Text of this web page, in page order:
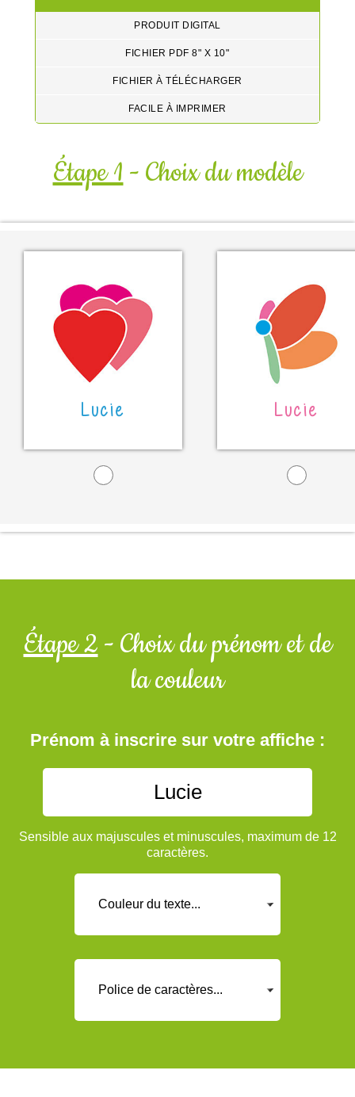
PRODUIT DIGITAL
FICHIER PDF 8" X 10"
FICHIER À TÉLÉCHARGER
FACILE À IMPRIMER
Étape 1- Choix du modèle
Lucie Lucie
Étape 2- Choix du prénom et de
la couleur
Prénom à inscrire sur votre affiche :
Sensible aux majuscules et minuscules, maximum de 12
caractères.